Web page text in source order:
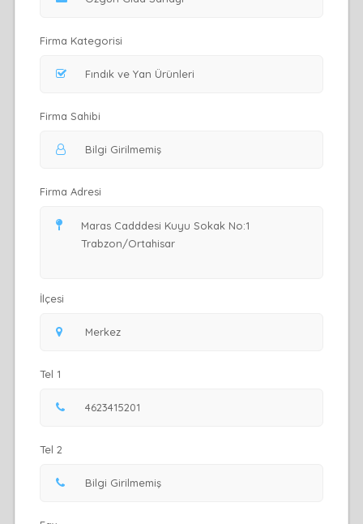
Firma Kategorisi
Firma Sahibi
Firma Adresi
İlçesi
Tel 1
Tel 2